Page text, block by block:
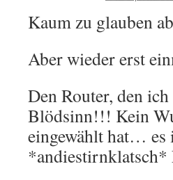
Kaum zu glauben
Aber wieder erst
Den Router, den
Blödsinn!!! Kein
eingewählt hat…